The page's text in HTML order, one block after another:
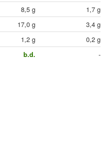
8,5 g
1,7 g
17,0 g
3,4 g
1,2 g
0,2 g
b.d. -